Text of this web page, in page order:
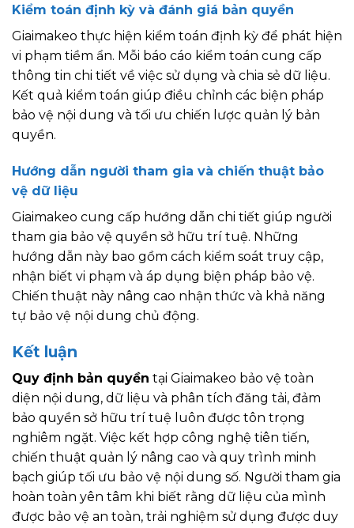
Kiểm toán định kỳ và đánh giá bản quyền
Giaimakeo thực hiện kiểm toán định kỳ để phát hiện
vi phạm tiềm ẩn. Mỗi báo cáo kiểm toán cung cấp
thông tin chi tiết về việc sử dụng và chia sẻ dữ liệu.
Kết quả kiểm toán giúp điều chỉnh các biện pháp
bảo vệ nội dung và tối ưu chiến lược quản lý bản
quyền.
Hướng dẫn người tham gia và chiến thuật bảo
vệ dữ liệu
Giaimakeo cung cấp hướng dẫn chi tiết giúp người
tham gia bảo vệ quyền sở hữu trí tuệ. Những
hướng dẫn này bao gồm cách kiểm soát truy cập,
nhận biết vi phạm và áp dụng biện pháp bảo vệ.
Chiến thuật này nâng cao nhận thức và khả năng
tự bảo vệ nội dung chủ động.
Kết luận
Quy định bản quyền tại Giaimakeo bảo vệ toàn
diện nội dung, dữ liệu và phân tích đăng tải, đảm
bảo quyền sở hữu trí tuệ luôn được tôn trọng
nghiêm ngặt. Việc kết hợp công nghệ tiên tiến,
chiến thuật quản lý nâng cao và quy trình minh
bạch giúp tối ưu bảo vệ nội dung số. Người tham gia
hoàn toàn yên tâm khi biết rằng dữ liệu của mình
được bảo vệ an toàn, trải nghiệm sử dụng được duy